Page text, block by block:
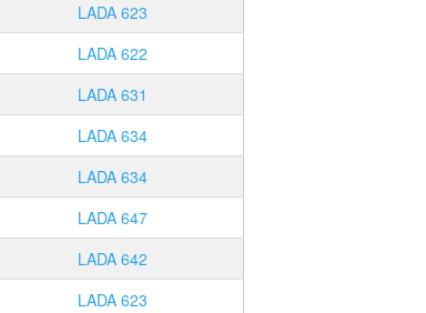
LADA 623
LADA 622
LADA 631
LADA 634
LADA 634
LADA 647
LADA 642
LADA 623